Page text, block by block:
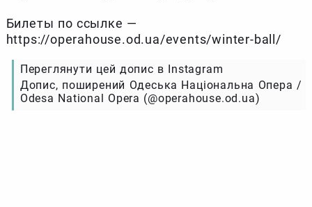
Билеты по ссылке —
https://operahouse.od.ua/events/winter-ball/
Переглянути цей допис в Instagram
Допис, поширений Одеська Національна Опера /
Odesa National Opera (@operahouse.od.ua)